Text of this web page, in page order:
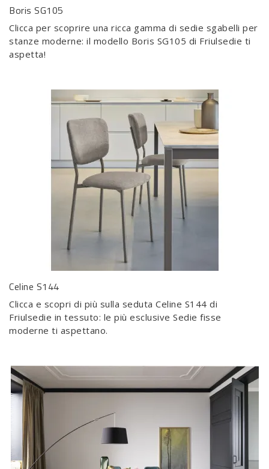
Boris SG105
Clicca per scoprire una ricca gamma di sedie sgabelli per
stanze moderne: il modello Boris SG105 di Friulsedie ti
aspetta!
Celine S144
Clicca e scopri di più sulla seduta Celine S144 di
Friulsedie in tessuto: le più esclusive Sedie fisse
moderne ti aspettano.